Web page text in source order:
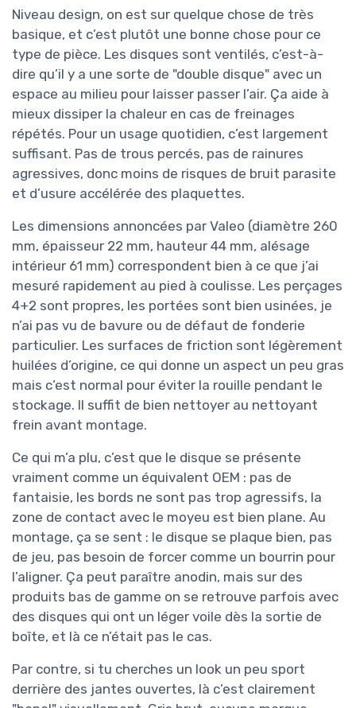
Niveau design, on est sur quelque chose de très
basique, et c’est plutôt une bonne chose pour ce
type de pièce. Les disques sont ventilés, c’est-à-
dire qu’il y a une sorte de "double disque" avec un
espace au milieu pour laisser passer l’air. Ça aide à
mieux dissiper la chaleur en cas de freinages
répétés. Pour un usage quotidien, c’est largement
suffisant. Pas de trous percés, pas de rainures
agressives, donc moins de risques de bruit parasite
et d’usure accélérée des plaquettes.
Les dimensions annoncées par Valeo (diamètre 260
mm, épaisseur 22 mm, hauteur 44 mm, alésage
intérieur 61 mm) correspondent bien à ce que j’ai
mesuré rapidement au pied à coulisse. Les perçages
4+2 sont propres, les portées sont bien usinées, je
n’ai pas vu de bavure ou de défaut de fonderie
particulier. Les surfaces de friction sont légèrement
huilées d’origine, ce qui donne un aspect un peu gras
mais c’est normal pour éviter la rouille pendant le
stockage. Il suffit de bien nettoyer au nettoyant
frein avant montage.
Ce qui m’a plu, c’est que le disque se présente
vraiment comme un équivalent OEM : pas de
fantaisie, les bords ne sont pas trop agressifs, la
zone de contact avec le moyeu est bien plane. Au
montage, ça se sent : le disque se plaque bien, pas
de jeu, pas besoin de forcer comme un bourrin pour
l’aligner. Ça peut paraître anodin, mais sur des
produits bas de gamme on se retrouve parfois avec
des disques qui ont un léger voile dès la sortie de
boîte, et là ce n’était pas le cas.
Par contre, si tu cherches un look un peu sport
derrière des jantes ouvertes, là c’est clairement